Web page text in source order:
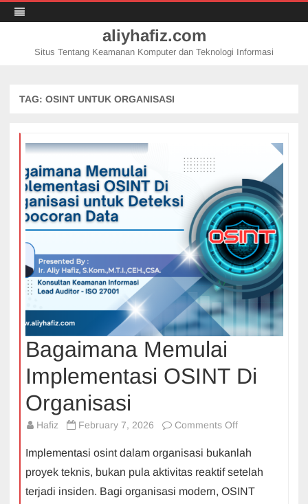
aliyhafiz.com
Situs Tentang Keamanan Komputer dan Teknologi Informasi
TAG: OSINT UNTUK ORGANISASI
Bagaimana Memulai
Implementasi OSINT Di
Organisasi
Hafiz February 7, 2026 Comments Offon
Memulai
Implementasi
OSINT
Implementasi osint dalam organisasi bukanlah
proyek teknis, bukan pula aktivitas reaktif setelah
terjadi insiden. Bagi organisasi modern, OSINT